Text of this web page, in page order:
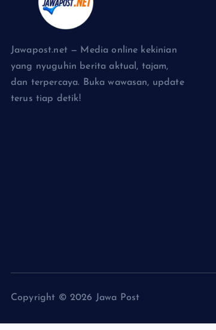
Jawapost.net — Media online kekinian
yang nyuguhin berita aktual, tajam,
dan terpercaya. Buka wawasan, update
terus tiap detik!
Copyright © 2026 Jawa Post